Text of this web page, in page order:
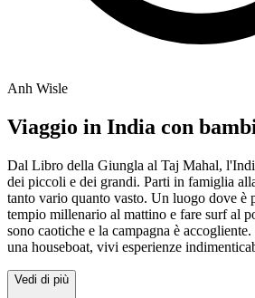
Anh Wisle
Viaggio in India con
Dal Libro della Giungla al Taj Mahal,
dei piccoli e dei grandi. Parti in famiglia
tanto vario quanto vasto. Un luogo dove è
tempio millenario al mattino e fare surf al
sono caotiche e la campagna è
una houseboat, vivi esperienze
Vedi di più